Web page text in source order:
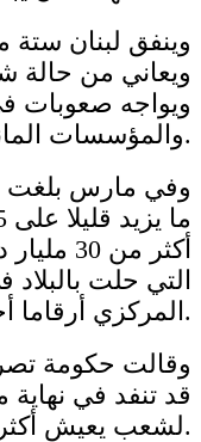
وينفق لبنان ستة
ويعاني من
ويواجه صعوبات
والمؤسسات المانحة.
وفي مارس بلغت
أكثر من
المركزي أرقاما أحدث من ذلك.
وقالت حكومة
قد تنفد في
لشعب يعيش أكثر من نصفه في فقر.